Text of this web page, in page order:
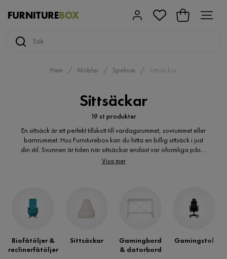
Hem Möbler Spelrum Sittsäckar
Sittsäckar
19 st produkter
En sittsäck är ett perfekt tillskott till vardagsrummet, sovrummet eller
barnrummet. Hos Furniturebox kan du hitta en billig sittsäck i just
din stil. Svunnen är tiden när sittsäckar endast var oformliga påsar
i starka färger. Numer finns det en som passar alla. Varför inte en
Välj till exempel en i knalligt rött eller vackert äppelgrönt. Denna
möbel kommer garanterat bli både din och dina gästers favorit
på grund av sin höga sittkomfort.
Visa mer
Biofåtöljer &
reclinerfåtöljer
Sittsäckar
Gamingbord
& datorbord
Gamingstol